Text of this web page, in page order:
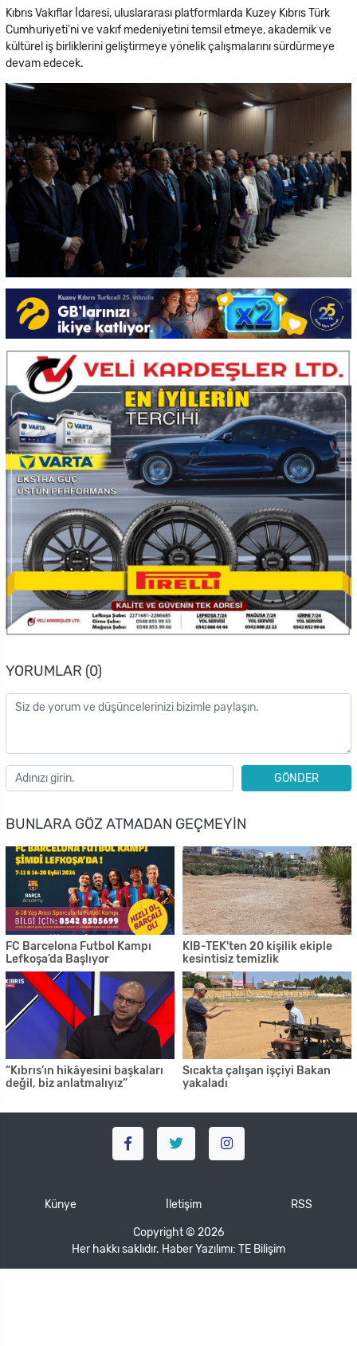
Kıbrıs Vakıflar İdaresi, uluslararası platformlarda Kuzey Kıbrıs Türk
Cumhuriyeti'ni ve vakıf medeniyetini temsil etmeye, akademik ve
kültürel iş birliklerini geliştirmeye yönelik çalışmalarını sürdürmeye
devam edecek.
YORUMLAR (0)
GÖNDER
BUNLARA GÖZ ATMADAN GEÇMEYIN
FC Barcelona Futbol Kampı
Lefkoşa’da Başlıyor
KIB-TEK'ten 20 kişilik ekiple
kesintisiz temizlik
“Kıbrıs’ın hikâyesini başkaları
değil, biz anlatmalıyız”
Sıcakta çalışan işçiyi Bakan
yakaladı
Künye İletişim RSS
Copyright © 2026
Her hakkı saklıdır. Haber Yazılımı: TE Bilişim